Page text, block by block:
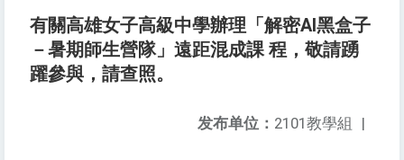
有關高雄女子高級中學辦理「解密AI黑盒子
－暑期師生營隊」遠距混成課 程，敬請踴
躍參與，請查照。
发布单位： 2101教學組 |